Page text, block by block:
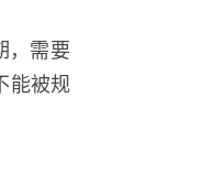
，需要
能被规